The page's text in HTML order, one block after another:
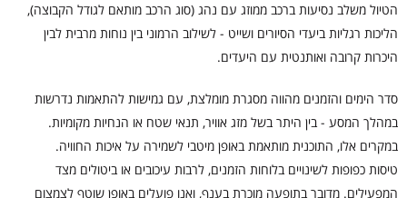
הטיול משלב נסיעות ברכב ממוזג עם נהג (סוג הרכב מותאם לגודל הקבוצה),
הליכות רגליות ביעדי הסיורים ושייט - לשילוב הרמוני בין נוחות מרבית לבין
היכרות קרובה ואותנטית עם היעדים.
סדר הימים והזמנים מהווה מסגרת מומלצת, עם גמישות להתאמות נדרשות
במהלך המסע - בין היתר בשל מזג אוויר, תנאי שטח או הנחיות מקומיות.
במקרים אלו, התוכנית מותאמת באופן מיטבי לשמירה על איכות החוויה.
טיסות כפופות לשינויים בלוחות הזמנים, לרבות עיכובים או ביטולים מצד
המפעילים. מדובר בתופעה מוכרת בענף, ואנו פועלים באופן שוטף לצמצום